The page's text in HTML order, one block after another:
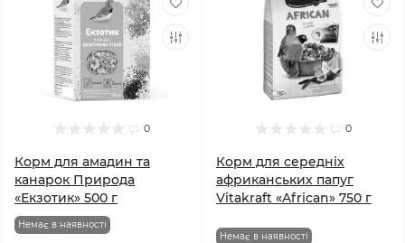
0
Корм для амадин та
канарок Природа
«Екзотик» 500 г
Немає в наявності
0
Корм для середніх
африканських папуг
Vitakraft «African» 750 г
Немає в наявності